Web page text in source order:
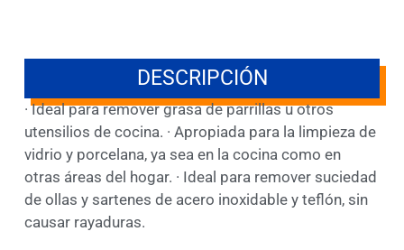
DESCRIPCIÓN
· Ideal para remover grasa de parrillas u otros
utensilios de cocina. · Apropiada para la limpieza de
vidrio y porcelana, ya sea en la cocina como en
otras áreas del hogar. · Ideal para remover suciedad
de ollas y sartenes de acero inoxidable y teflón, sin
causar rayaduras.